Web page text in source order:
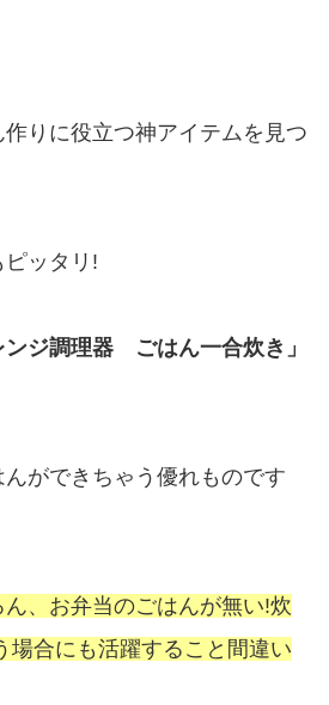
作りに役立つ神アイテムを見つ
ッタリ!
ジ調理器 ごはん一合炊き」
ができちゃう優れものです
、お弁当のごはんが無い!炊
場合にも活躍すること間違い